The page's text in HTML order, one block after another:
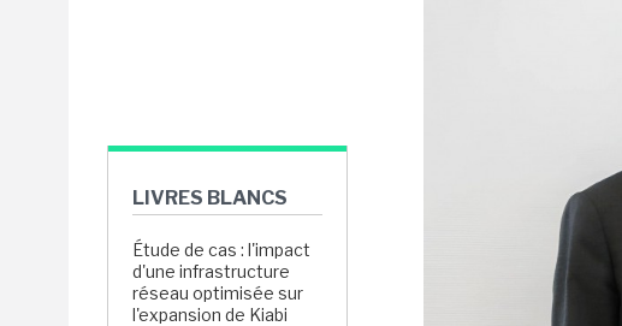
LIVRES BLANCS
Étude de cas : l'impact
d'une infrastructure
réseau optimisée sur
l'expansion de Kiabi